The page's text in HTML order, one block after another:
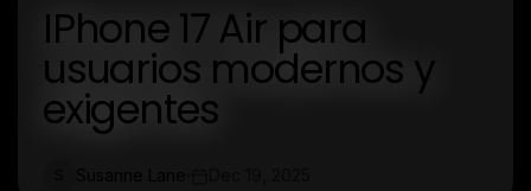
IPhone 17 Air para
usuarios modernos y
exigentes